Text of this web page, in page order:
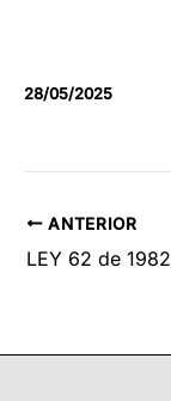
28/05/2025
ANTERIOR
LEY 62 de 1982